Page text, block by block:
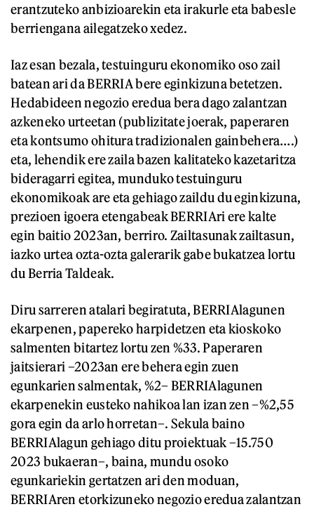
erantzuteko anbizioarekin eta irakurle eta babesle
berriengana ailegatzeko xedez.
Iaz esan bezala, testuinguru ekonomiko oso zail
batean ari da BERRIA bere eginkizuna betetzen.
Hedabideen negozio eredua bera dago zalantzan
azkeneko urteetan (publizitate joerak, paperaren
eta kontsumo ohitura tradizionalen gainbehera….)
eta, lehendik ere zaila bazen kalitateko kazetaritza
bideragarri egitea, munduko testuinguru
ekonomikoak are eta gehiago zaildu du eginkizuna,
prezioen igoera etengabeak BERRIAri ere kalte
egin baitio 2023an, berriro. Zailtasunak zailtasun,
iazko urtea ozta-ozta galerarik gabe bukatzea lortu
du Berria Taldeak.
Diru sarreren atalari begiratuta, BERRIAlagunen
ekarpenen, papereko harpidetzen eta kioskoko
salmenten bitartez lortu zen %33. Paperaren
jaitsierari –2023an ere behera egin zuen
egunkarien salmentak, %2– BERRIAlagunen
ekarpenekin eusteko nahikoa lan izan zen –%2,55
gora egin da arlo horretan–. Sekula baino
BERRIAlagun gehiago ditu proiektuak –15.750
2023 bukaeran–, baina, mundu osoko
egunkariekin gertatzen ari den moduan,
BERRIAren etorkizuneko negozio eredua zalantzan